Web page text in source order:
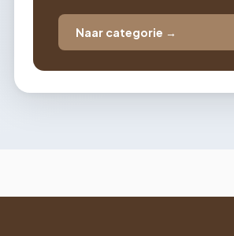
Naar categorie →